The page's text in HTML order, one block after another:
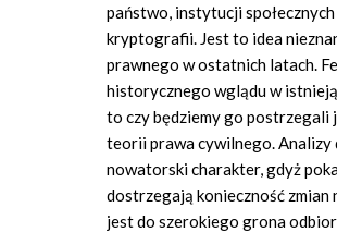
państwo, instytucji
kryptografii. Jest to idea
prawnego w ostatnich latach.
historycznego wglądu w
to czy będziemy go postrzegali
teorii prawa cywilnego.
nowatorski charakter, gdyż
dostrzegają konieczność
jest do szerokiego grona